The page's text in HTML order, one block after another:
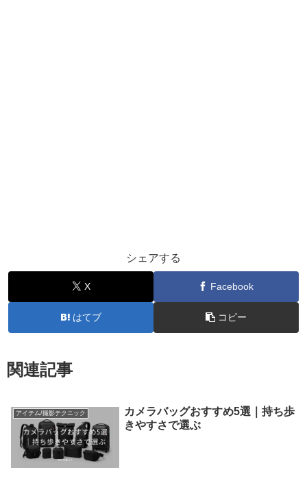
シェアする
X Facebook
はてブ コピー
関連記事
アイテム/撮影テクニック
カメラバッグおすすめ5選｜持ち歩
きやすさで選ぶ